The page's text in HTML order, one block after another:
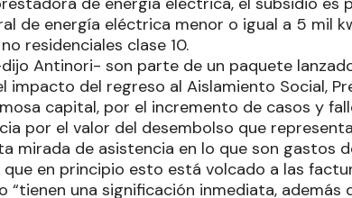
de energía eléctrica menor o igual a 5 mil
residenciales clase 10.
Antinori- son parte de un paquete
impacto del regreso al Aislamiento Social,
capital, por el incremento de casos y
por el valor del desembolso que
mirada de asistencia en lo que son gastos
en principio esto está volcado a las
“tienen una significación inmediata, además